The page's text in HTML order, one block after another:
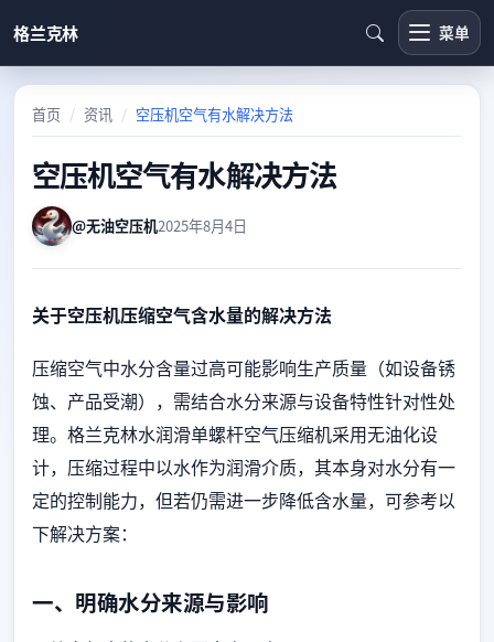
格兰克林 菜单
首页 资讯 空压机空气有水解决方法
空压机空气有水解决方法
@无油空压机2025年8月4日
关于空压机压缩空气含水量的解决方法
压缩空气中水分含量过高可能影响生产质量（如设备锈
蚀、产品受潮），需结合水分来源与设备特性针对性处
理。格兰克林水润滑单螺杆空气压缩机采用无油化设
计，压缩过程中以水作为润滑介质，其本身对水分有一
定的控制能力，但若仍需进一步降低含水量，可参考以
下解决方案：
一、明确水分来源与影响